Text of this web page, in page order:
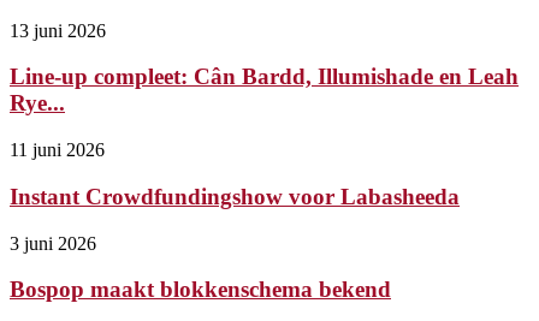
13 juni 2026
Line-up compleet: Cân Bardd, Illumishade en Leah
Rye...
11 juni 2026
Instant Crowdfundingshow voor Labasheeda
3 juni 2026
Bospop maakt blokkenschema bekend